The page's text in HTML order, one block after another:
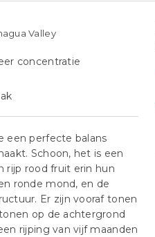
Valley
concentratie
een perfecte balans
Schoon, het is een
rijp rood fruit erin hun
ronde mond, en de
Er zijn vooraf tonen
op de achtergrond
rijping van vijf maanden